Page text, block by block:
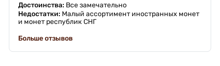
Достоинства: Все замечательно
Недостатки: Малый ассортимент иностранных монет
и монет республик СНГ
Больше отзывов